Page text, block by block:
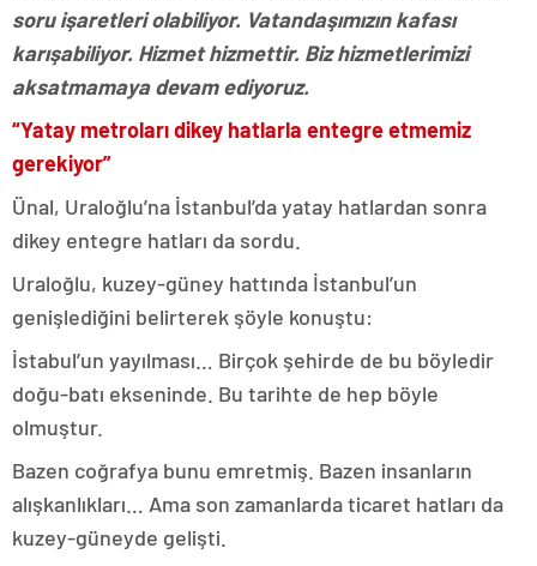
soru işaretleri olabiliyor. Vatandaşımızın kafası
karışabiliyor. Hizmet hizmettir. Biz hizmetlerimizi
aksatmamaya devam ediyoruz.
“Yatay metroları dikey hatlarla entegre etmemiz
gerekiyor”
Ünal, Uraloğlu’na İstanbul’da yatay hatlardan sonra
dikey entegre hatları da sordu.
Uraloğlu, kuzey-güney hattında İstanbul’un
genişlediğini belirterek şöyle konuştu:
İstabul’un yayılması… Birçok şehirde de bu böyledir
doğu-batı ekseninde. Bu tarihte de hep böyle
olmuştur.
Bazen coğrafya bunu emretmiş. Bazen insanların
alışkanlıkları… Ama son zamanlarda ticaret hatları da
kuzey-güneyde gelişti.